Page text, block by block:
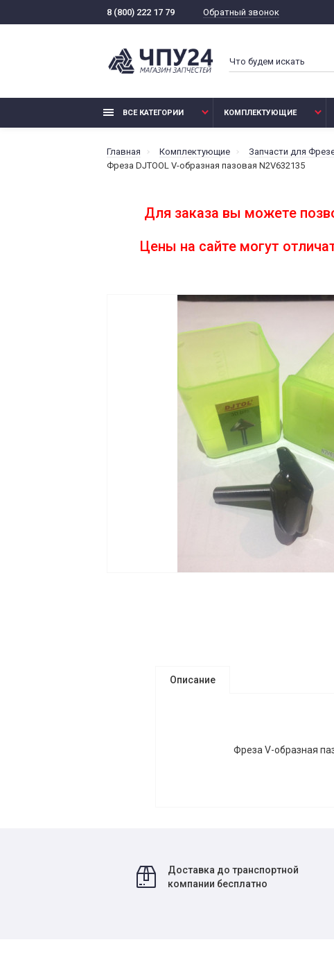
8 (800) 222 17 79 Обратный звонок
ВСЕ КАТЕГОРИИ КОМПЛЕКТУЮЩИЕ
Главная Комплектующие Запчасти для
Фреза DJTOOL V-образная пазовая N2V632135
Для заказа вы можете
Цены на сайте могут
Описание
Фреза V-образная
Доставка до транспортной
компании бесплатно